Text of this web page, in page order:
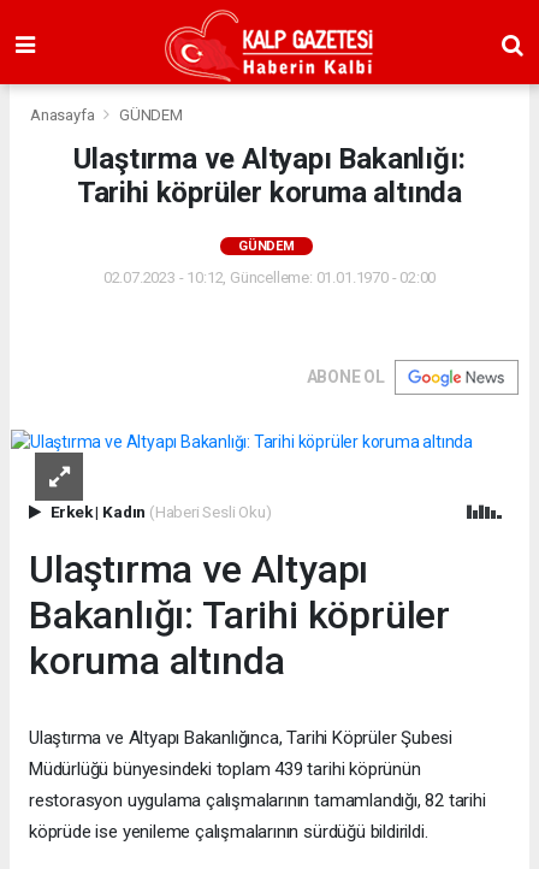
Anasayfa GÜNDEM
Ulaştırma ve Altyapı Bakanlığı:
Tarihi köprüler koruma altında
GÜNDEM
02.07.2023 - 10:12, Güncelleme: 01.01.1970 - 02:00
ABONE OL
Erkek| Kadın (Haberi Sesli Oku)
Ulaştırma ve Altyapı
Bakanlığı: Tarihi köprüler
koruma altında
Ulaştırma ve Altyapı Bakanlığınca, Tarihi Köprüler Şubesi
Müdürlüğü bünyesindeki toplam 439 tarihi köprünün
restorasyon uygulama çalışmalarının tamamlandığı, 82 tarihi
köprüde ise yenileme çalışmalarının sürdüğü bildirildi.